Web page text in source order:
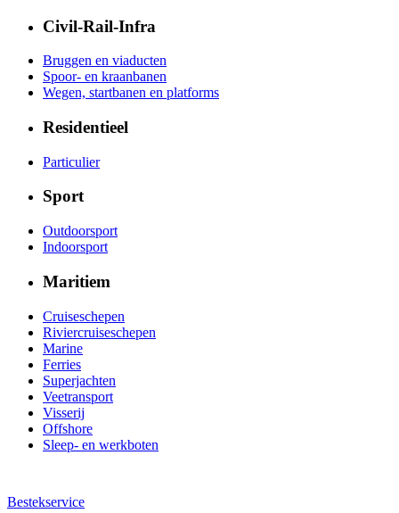
Civil-Rail-Infra
Bruggen en viaducten
Spoor- en kraanbanen
Wegen, startbanen en platforms
Residentieel
Particulier
Sport
Outdoorsport
Indoorsport
Maritiem
Cruiseschepen
Riviercruiseschepen
Marine
Ferries
Superjachten
Veetransport
Visserij
Offshore
Sleep- en werkboten
Bestekservice